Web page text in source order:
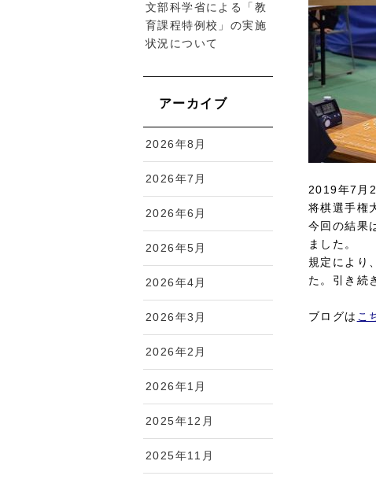
2019年7月
将棋選手権
今回の結果
ました。
規定により
た。引き続
ブログは こ
文部科学省による「教
育課程特例校」の実施
状況について
アーカイブ
2026年8月
2026年7月
2026年6月
2026年5月
2026年4月
2026年3月
2026年2月
2026年1月
2025年12月
2025年11月